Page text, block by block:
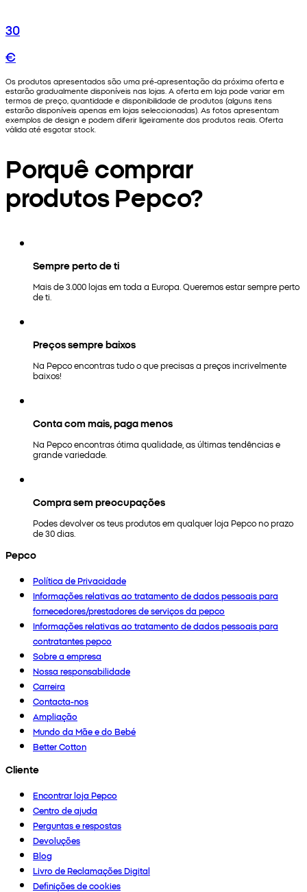
30
€
Os produtos apresentados são uma pré-apresentação da próxima oferta e
estarão gradualmente disponíveis nas lojas. A oferta em loja pode variar em
termos de preço, quantidade e disponibilidade de produtos (alguns itens
estarão disponíveis apenas em lojas seleccionadas). As fotos apresentam
exemplos de design e podem diferir ligeiramente dos produtos reais. Oferta
válida até esgotar stock.
Porquê comprar
produtos Pepco?
Sempre perto de ti
Mais de 3.000 lojas em toda a Europa. Queremos estar sempre perto
de ti.
Preços sempre baixos
Na Pepco encontras tudo o que precisas a preços incrivelmente
baixos!
Conta com mais, paga menos
Na Pepco encontras ótima qualidade, as últimas tendências e
grande variedade.
Compra sem preocupações
Podes devolver os teus produtos em qualquer loja Pepco no prazo
de 30 dias.
Pepco
Política de Privacidade
Informações relativas ao tratamento de dados pessoais para
fornecedores/prestadores de serviços da pepco
Informações relativas ao tratamento de dados pessoais para
contratantes pepco
Sobre a empresa
Nossa responsabilidade
Carreira
Contacta-nos
Ampliação
Mundo da Mãe e do Bebé
Better Cotton
Cliente
Encontrar loja Pepco
Centro de ajuda
Perguntas e respostas
Devoluções
Blog
Livro de Reclamações Digital
Definições de cookies